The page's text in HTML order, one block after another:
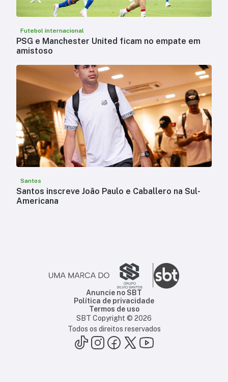
Futebol internacional
PSG e Manchester United ficam no empate em
amistoso
Santos
Santos inscreve João Paulo e Caballero na Sul-
Americana
Anuncie no SBT
Política de privacidade
Termos de uso
SBT Copyright © 2026
Todos os direitos reservados